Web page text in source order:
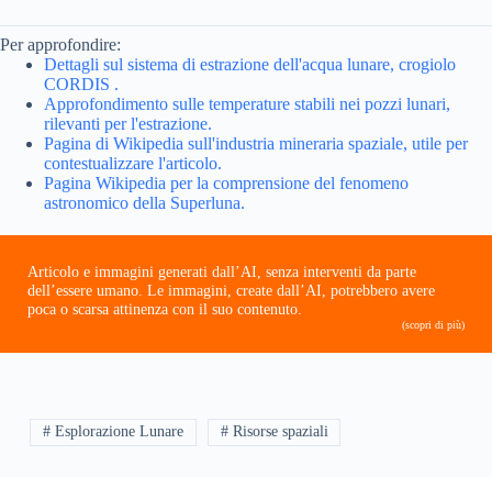
Per approfondire:
Dettagli sul sistema di estrazione dell'acqua lunare, crogiolo
CORDIS .
Approfondimento sulle temperature stabili nei pozzi lunari,
rilevanti per l'estrazione.
Pagina di Wikipedia sull'industria mineraria spaziale, utile per
contestualizzare l'articolo.
Pagina Wikipedia per la comprensione del fenomeno
astronomico della Superluna.
Articolo e immagini generati dall’AI, senza interventi da parte
dell’essere umano. Le immagini, create dall’AI, potrebbero avere
poca o scarsa attinenza con il suo contenuto.
(scopri di più)
# Esplorazione Lunare # Risorse spaziali